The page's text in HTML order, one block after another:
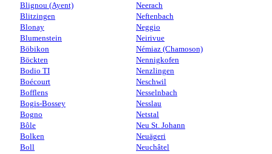
Blignou (Ayent)
Blitzingen
Blonay
Blumenstein
Böbikon
Böckten
Bodio TI
Boécourt
Bofflens
Bogis-Bossey
Bogno
Bôle
Bolken
Boll
Neerach
Neftenbach
Neggio
Neirivue
Némiaz (Chamoson)
Nennigkofen
Nenzlingen
Neschwil
Nesselnbach
Nesslau
Netstal
Neu St. Johann
Neuägeri
Neuchâtel